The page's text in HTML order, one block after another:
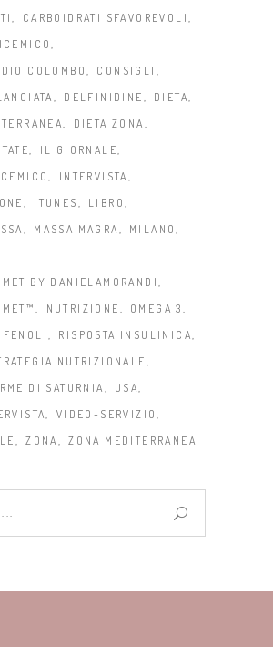
CARBOIDRATI SFAVOREVOLI
COLOMBO
CONSIGLI
DELFINIDINE
DIETA
DIETA ZONA
IL GIORNALE
INTERVISTA
ITUNES
LIBRO
MASSA MAGRA
MILANO
BY DANIELAMORANDI
NUTRIZIONE
OMEGA 3
RISPOSTA INSULINICA
NUTRIZIONALE
DI SATURNIA
USA
VIDEO-SERVIZIO
ZONA ZONA MEDITERRANEA